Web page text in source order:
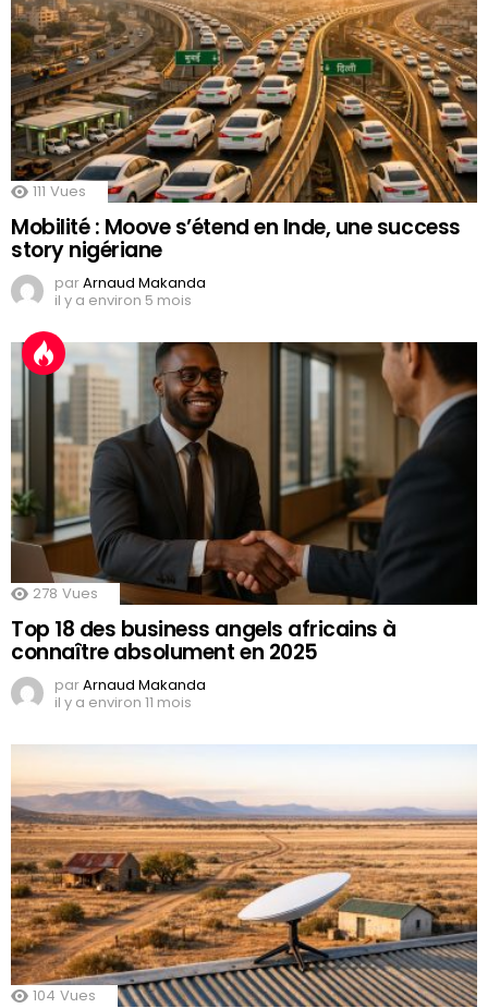
111 Vues
Mobilité : Moove s’étend en Inde, une success
story nigériane
parArnaud Makanda
il y a environ 5 mois
278 Vues
Top 18 des business angels africains à
connaître absolument en 2025
parArnaud Makanda
il y a environ 11 mois
104 Vues